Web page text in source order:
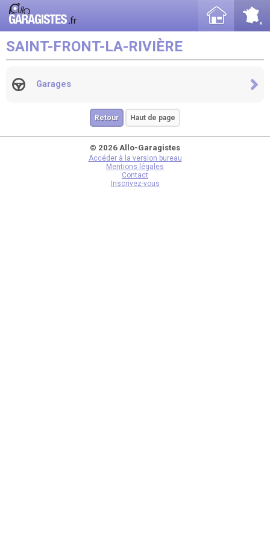
SAINT-FRONT-LA-RIVIÈRE
Garages
Retour Haut de page
© 2026 Allo-Garagistes
Accéder à la version bureau
Mentions légales
Contact
Inscrivez-vous